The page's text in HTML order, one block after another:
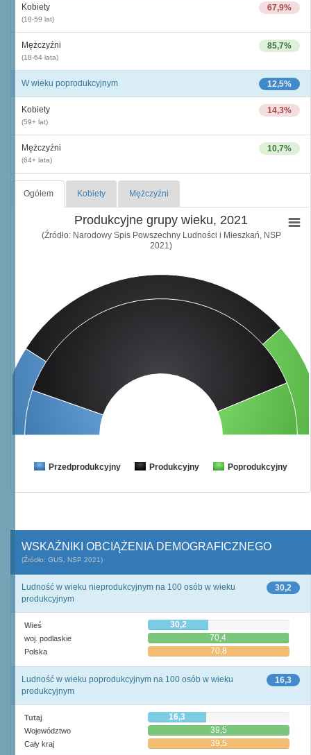
67,9%
Kobiety
(18-59 lat)
85,7%
Mężczyźni
(18-64 lata)
12,5%
W wieku poprodukcyjnym
14,3%
Kobiety
(59+ lat)
10,7%
Mężczyźni
(64+ lata)
Ogółem Kobiety Mężczyźni
Produkcyjne grupy wieku, 2021
(Źródło: Narodowy Spis Powszechny Ludności i Mieszkań, NSP
2021)
Przedprodukcyjny Produkcyjny Poprodukcyjny
WSKAŹNIKI OBCIĄŻENIA DEMOGRAFICZNEGO
(Źródło: GUS, NSP 2021)
30,2
Ludność w wieku nieprodukcyjnym na 100 osób w wieku
produkcyjnym
Wieś 30,2
woj. podlaskie 70,4
Polska 70,8
16,3
Ludność w wieku poprodukcyjnym na 100 osób w wieku
produkcyjnym
Tutaj 16,3
Województwo 39,5
Cały kraj 39,5